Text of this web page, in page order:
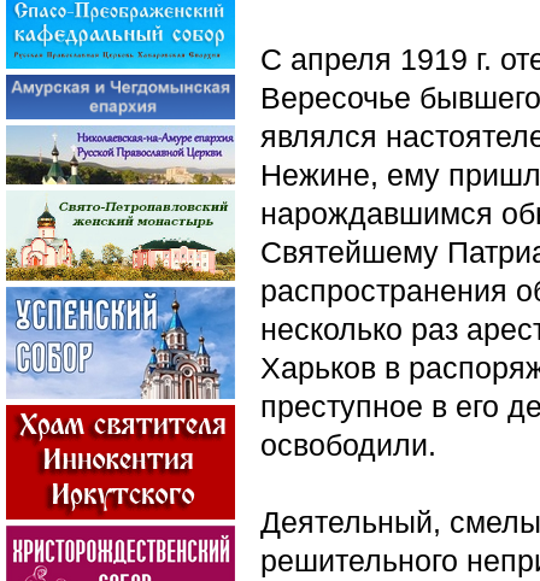
С апреля 1919 г.
Вересочье
являлся
Нежине, ему
нарождавшимся
Святейшему
распространения
несколько раз
Харьков в
преступное в его
освободили.
Деятельный,
решительного